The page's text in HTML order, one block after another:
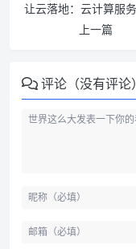
上一篇
评论（没有评论）